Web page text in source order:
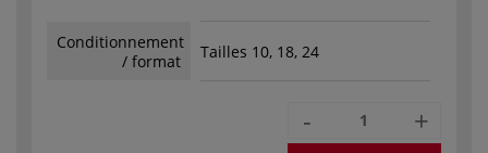
Conditionnement
/ format
Tailles 10, 18, 24
- +